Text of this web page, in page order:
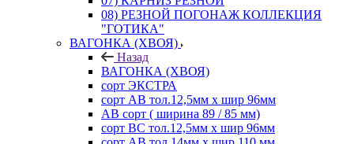
08) РЕЗНОЙ ПОГОНАЖ КОЛЛЕКЦИЯ
"ГОТИКА"
ВАГОНКА (ХВОЯ)
Назад
ВАГОНКА (ХВОЯ)
сорт ЭКСТРА
сорт АВ тол.12,5мм х шир 96мм
АВ сорт ( ширина 89 / 85 мм)
сорт ВС тол.12,5мм х шир 96мм